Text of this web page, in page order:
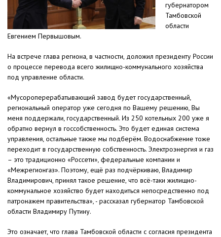
губернатором
Тамбовской
области
Евгением Первышовым.
На встрече глава региона, в частности, доложил президенту России
о процессе перевода всего жилищно-коммунального хозяйства
под управление области.
«Мусороперерабатывающий завод будет государственный,
региональный оператор уже сегодня по Вашему решению, Вы
меня поддержали, государственный. Из 250 котельных 200 уже я
обратно вернул в госсобственность. Это будет единая система
управления, остальные также мы подберём. Водоснабжение тоже
переходит в государственную собственность. Электроэнергия и газ
– это традиционно «Россети», федеральные компании и
«Межрегионгаз». Поэтому, ещё раз подчёркиваю, Владимир
Владимирович, принял такое решение, что всё-таки жилищно-
коммунальное хозяйство будет находиться непосредственно под
патронажем правительства», - рассказал губернатор Тамбовской
области Владимиру Путину.
Это означает, что глава Тамбовской области с согласия президента